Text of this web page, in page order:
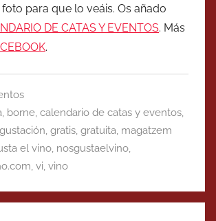
para que lo veáis. Os añado
DE CATAS Y EVENTOS. Más
.
, borne, calendario de catas y eventos,
, gratis, gratuita, magatzem
el vino, nosgustaelvino,
, vi, vino